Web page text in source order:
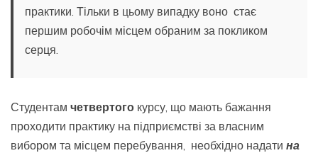
практики. Тільки в цьому випадку воно стає
першим робочім місцем обраним за покликом
серця.
Студентам четвертого курсу, що мають бажання
проходити практику на підприємстві за власним
вибором та місцем перебування, необхідно надати на